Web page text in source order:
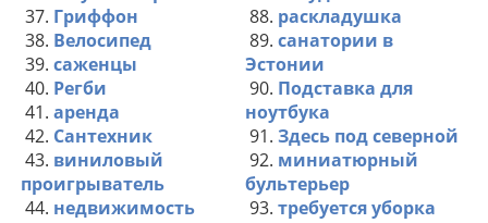
37. Гриффон
38. Велосипед
39. саженцы
40. Регби
41. аренда
42. Сантехник
43. виниловый
проигрыватель
44. недвижимость
88. раскладушка
89. санатории в
Эстонии
90. Подставка для
ноутбука
91. Здесь под северной
92. миниатюрный
бультерьер
93. требуется уборка